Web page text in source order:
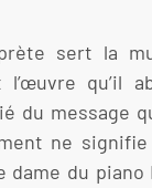
sert la
l’œuvre qu’il
du message
ne
dame du piano